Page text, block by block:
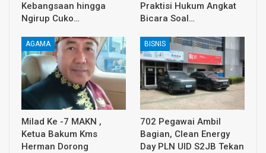
Kebangsaan hingga
Ngirup Cuko…
Praktisi Hukum Angkat
Bicara Soal…
AGAMA
Milad Ke -7 MAKN ,
Ketua Bakum Kms
Herman Dorong
BISNIS
702 Pegawai Ambil
Bagian, Clean Energy
Day PLN UID S2JB Tekan